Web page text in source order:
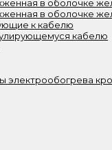
в оболочке
в оболочке
к кабелю
кабелю
электрообогрева